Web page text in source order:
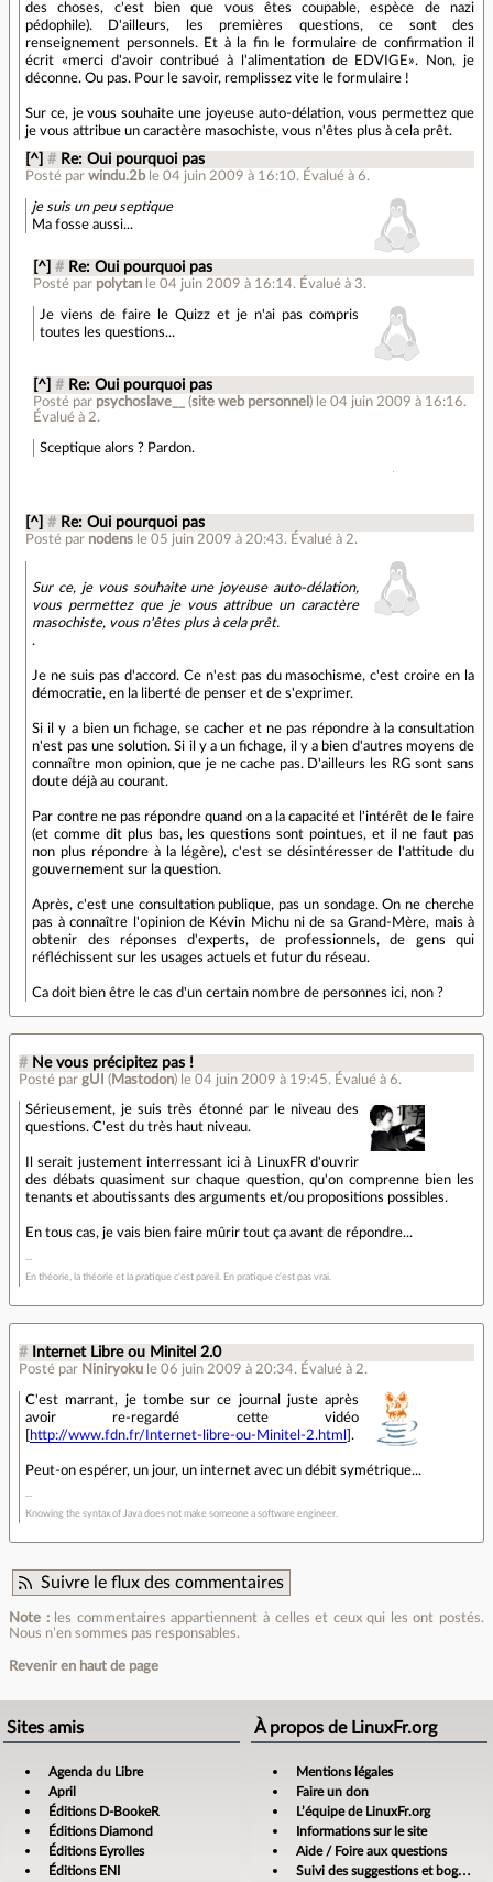
des choses, c'est bien que vous êtes coupable, espèce de nazi
pédophile). D'ailleurs, les premières questions, ce sont des
renseignement personnels. Et à la fin le formulaire de confirmation il
écrit «merci d'avoir contribué à l'alimentation de EDVIGE». Non, je
déconne. Ou pas. Pour le savoir, remplissez vite le formulaire !
Sur ce, je vous souhaite une joyeuse auto-délation, vous permettez que
je vous attribue un caractère masochiste, vous n'êtes plus à cela prêt.
[^] # Re: Oui pourquoi pas
Posté parwindu.2b le 04 juin 2009 à 16:10. Évalué à6.
je suis un peu septique
Ma fosse aussi...
[^] # Re: Oui pourquoi pas
Posté par polytan le 04 juin 2009 à 16:14. Évalué à 3.
Je viens de faire le Quizz et je n'ai pas compris
toutes les questions...
[^] # Re: Oui pourquoi pas
Posté par psychoslave__ (site web personnel ) le 04 juin 2009 à 16:16.
Évalué à 2.
Sceptique alors ? Pardon.
[^] # Re: Oui pourquoi pas
Posté par nodens le 05 juin 2009 à 20:43. Évalué à 2.
Sur ce, je vous souhaite une joyeuse auto-délation,
vous permettez que je vous attribue un caractère
masochiste, vous n'êtes plus à cela prêt.
.
Je ne suis pas d'accord. Ce n'est pas du masochisme, c'est croire en la
démocratie, en la liberté de penser et de s'exprimer.
Si il y a bien un fichage, se cacher et ne pas répondre à la consultation
n'est pas une solution. Si il y a un fichage, il y a bien d'autres moyens de
connaître mon opinion, que je ne cache pas. D'ailleurs les RG sont sans
doute déjà au courant.
Par contre ne pas répondre quand on a la capacité et l'intérêt de le faire
(et comme dit plus bas, les questions sont pointues, et il ne faut pas
non plus répondre à la légère), c'est se désintéresser de l'attitude du
gouvernement sur la question.
Après, c'est une consultation publique, pas un sondage. On ne cherche
pas à connaître l'opinion de Kévin Michu ni de sa Grand-Mère, mais à
obtenir des réponses d'experts, de professionnels, de gens qui
réfléchissent sur les usages actuels et futur du réseau.
Ca doit bien être le cas d'un certain nombre de personnes ici, non ?
# Ne vous précipitez pas !
Posté par gUI ( Mastodon) le 04 juin 2009 à 19:45. Évalué à 6.
Sérieusement, je suis très étonné par le niveau des
questions. C'est du très haut niveau.
Il serait justement interressant ici à LinuxFR d'ouvrir
des débats quasiment sur chaque question, qu'on comprenne bien les
tenants et aboutissants des arguments et/ou propositions possibles.
En tous cas, je vais bien faire mûrir tout ça avant de répondre...
En théorie, la théorie et la pratique c'est pareil. En pratique c'est pas vrai.
# Internet Libre ou Minitel 2.0
Posté par Niniryoku le 06 juin 2009 à 20:34. Évalué à 2.
C'est marrant, je tombe sur ce journal juste après
avoir re-regardé cette vidéo
http://www.fdn.fr/Internet-libre-ou-Minitel-2.html ].
Peut-on espérer, un jour, un internet avec un débit symétrique...
Knowing the syntax of Java does not make someone a software engineer.
Suivre le flux des commentaires
Note :les commentaires appartiennent à celles et ceux qui les ont postés.
Nous n’en sommes pas responsables.
Revenir en haut de page
Sites amis
Agenda du Libre
April
Éditions D-BookeR
Éditions Diamond
Éditions Eyrolles
Éditions ENI
À propos de LinuxFr.org
Mentions légales
Faire un don
L’équipe de LinuxFr.org
Informations sur le site
Aide / Foire aux questions
Suivi des suggestions et bogues